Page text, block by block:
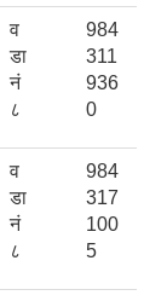
व
डा
नं
८
984
311
936
0
व
डा
नं
८
984
317
100
5